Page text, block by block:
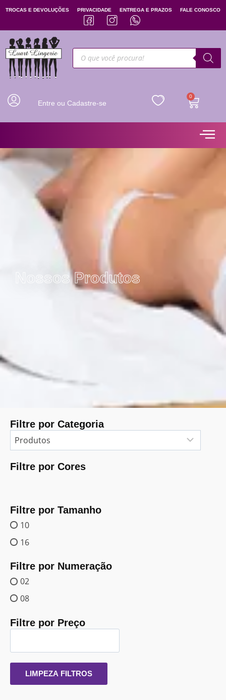
TROCAS E DEVOLUÇÕES PRIVACIDADE ENTREGA E PRAZOS FALE CONOSCO
Entre ou Cadastre-se
0
Nossos Produtos
Filtre por Categoria
Filtre por Cores
Filtre por Tamanho
10
16
Filtre por Numeração
02
08
Filtre por Preço
LIMPEZA FILTROS